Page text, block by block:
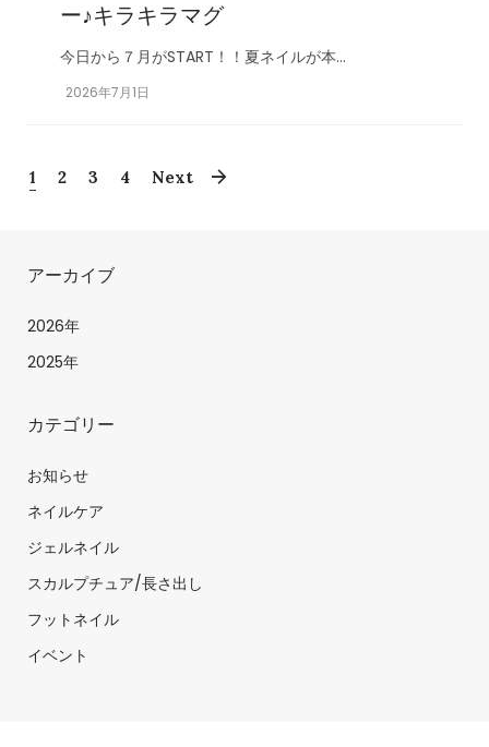
ー♪キラキラマグ
今日から７月がSTART！！夏ネイルが本...
2026年7月1日
1 2 3 4 Next
アーカイブ
2026年
2025年
カテゴリー
お知らせ
ネイルケア
ジェルネイル
スカルプチュア/長さ出し
フットネイル
イベント